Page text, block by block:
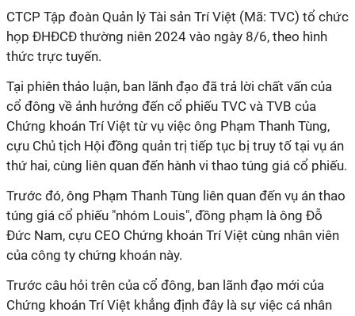
CTCP Tập đoàn Quản lý Tài sản Trí Việt (Mã: TVC) tổ chức
họp ĐHĐCĐ thường niên 2024 vào ngày 8/6, theo hình
thức trực tuyến.
Tại phiên thảo luận, ban lãnh đạo đã trả lời chất vấn của
cổ đông về ảnh hưởng đến cổ phiếu TVC và TVB của
Chứng khoán Trí Việt từ vụ việc ông Phạm Thanh Tùng,
cựu Chủ tịch Hội đồng quản trị tiếp tục bị truy tố tại vụ án
thứ hai, cùng liên quan đến hành vi thao túng giá cổ phiếu.
Trước đó, ông Phạm Thanh Tùng liên quan đến vụ án thao
túng giá cổ phiếu "nhóm Louis", đồng phạm là ông Đỗ
Đức Nam, cựu CEO Chứng khoán Trí Việt cùng nhân viên
của công ty chứng khoán này.
Trước câu hỏi trên của cổ đông, ban lãnh đạo mới của
Chứng khoán Trí Việt khẳng định đây là sự việc cá nhân